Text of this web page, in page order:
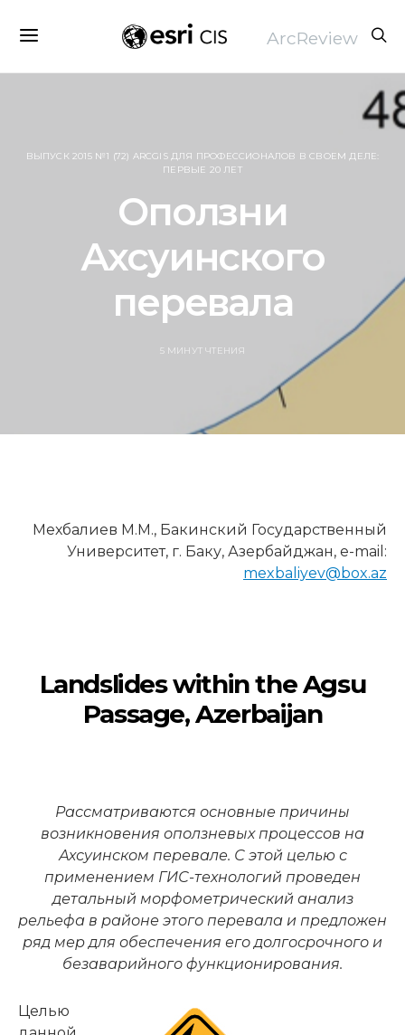
ArcReview
ВЫПУСК 2015 №1 (72) ARCGIS ДЛЯ ПРОФЕССИОНАЛОВ В СВОЕМ ДЕЛЕ:
ПЕРВЫЕ 20 ЛЕТ
Оползни
Ахсуинского
перевала
5 МИНУТ ЧТЕНИЯ
Мехбалиев М.М., Бакинский Государственный
Университет, г. Баку, Азербайджан, e-mail:
mexbaliyev@box.az
Landslides within the Agsu
Passage, Azerbaijan
Рассматриваются основные причины
возникновения оползневых процессов на
Ахсуинском перевале. С этой целью с
применением ГИС-технологий проведен
детальный морфометрический анализ
рельефа в районе этого перевала и предложен
ряд мер для обеспечения его долгосрочного и
безаварийного функционирования.
Целью